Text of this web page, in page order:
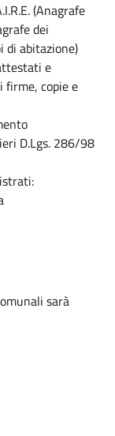
(Anagrafe
dei
di abitazione)
e
firme, copie e
D.Lgs. 286/98
sarà